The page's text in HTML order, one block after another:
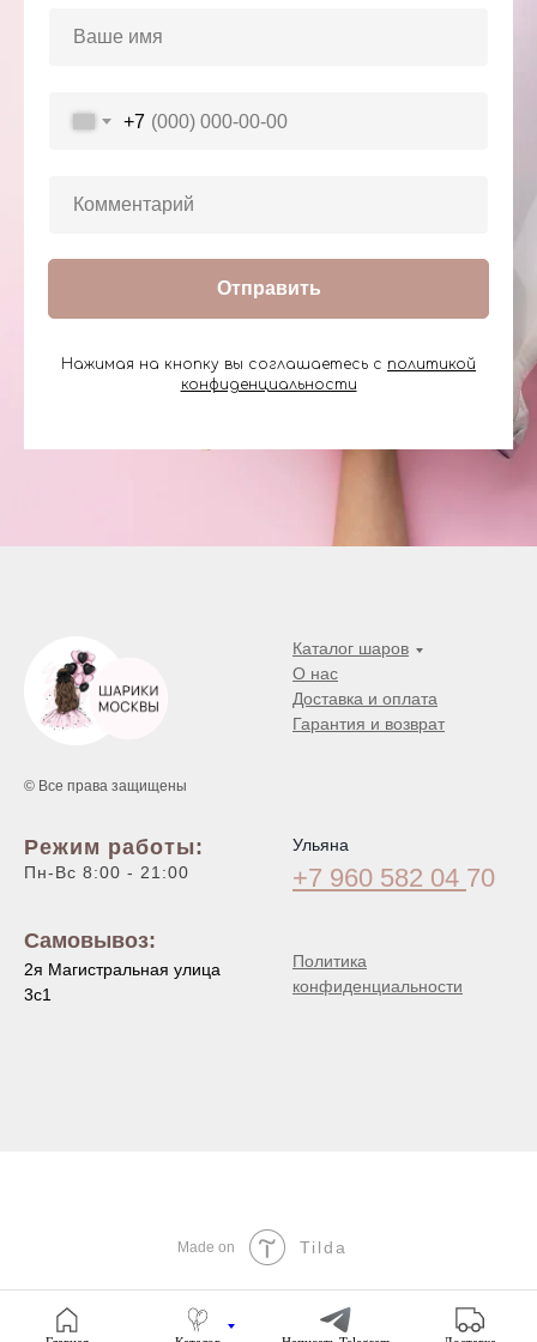
+7
Отправить
Нажимая на кнопку вы соглашаетесь с политикой
конфиденциальности
© Все права защищены
Каталог шаров
О нас
Доставка и оплата
Гарантия и возврат
Режим работы:
Пн-Вс 8:00 - 21:00
Самовывоз:
2я Магистральная улица
3с1
Ульяна
+7 960 582 04 70
Политика
конфиденциальности
Made on Tilda